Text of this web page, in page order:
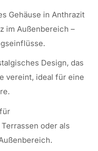
Gehäuse in Anthrazit
im Außenbereich –
Design, das
vereint, ideal für eine
oder als